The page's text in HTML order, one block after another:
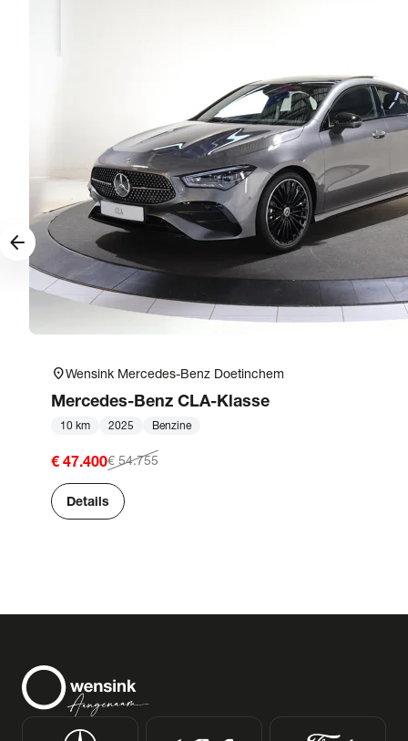
location_onWensink Mercedes-Benz Doetinchem
Mercedes-Benz CLA-Klasse
10 km 2025 Benzine
€ 47.400€ 54.755
Details
arrow_forward